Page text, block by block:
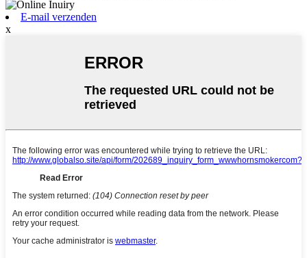
E-mail verzenden
x